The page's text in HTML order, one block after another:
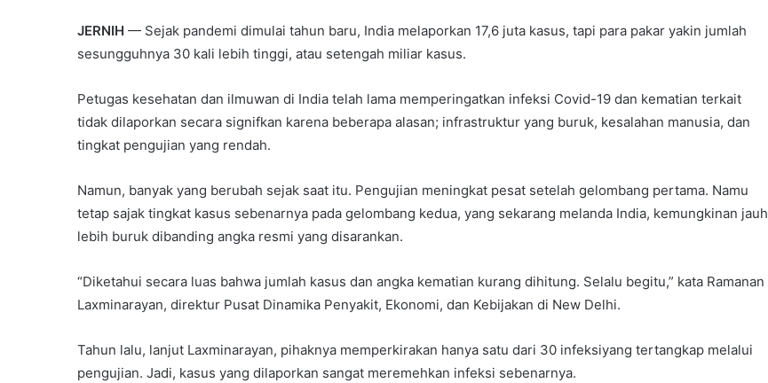
JERNIH — Sejak pandemi dimulai tahun baru, India melaporkan 17,6 juta kasus, tapi para pakar yakin jumlah
sesungguhnya 30 kali lebih tinggi, atau setengah miliar kasus.
Petugas kesehatan dan ilmuwan di India telah lama memperingatkan infeksi Covid-19 dan kematian terkait
tidak dilaporkan secara signifkan karena beberapa alasan; infrastruktur yang buruk, kesalahan manusia, dan
tingkat pengujian yang rendah.
Namun, banyak yang berubah sejak saat itu. Pengujian meningkat pesat setelah gelombang pertama. Namu
tetap sajak tingkat kasus sebenarnya pada gelombang kedua, yang sekarang melanda India, kemungkinan jauh
lebih buruk dibanding angka resmi yang disarankan.
“Diketahui secara luas bahwa jumlah kasus dan angka kematian kurang dihitung. Selalu begitu,” kata Ramanan
Laxminarayan, direktur Pusat Dinamika Penyakit, Ekonomi, dan Kebijakan di New Delhi.
Tahun lalu, lanjut Laxminarayan, pihaknya memperkirakan hanya satu dari 30 infeksiyang tertangkap melalui
pengujian. Jadi, kasus yang dilaporkan sangat meremehkan infeksi sebenarnya.